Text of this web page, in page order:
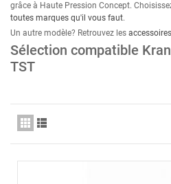
grâce à Haute Pression Concept.
toutes marques qu'il vous faut.
Un autre modèle? Retrouvez les
Sélection compatible
TST